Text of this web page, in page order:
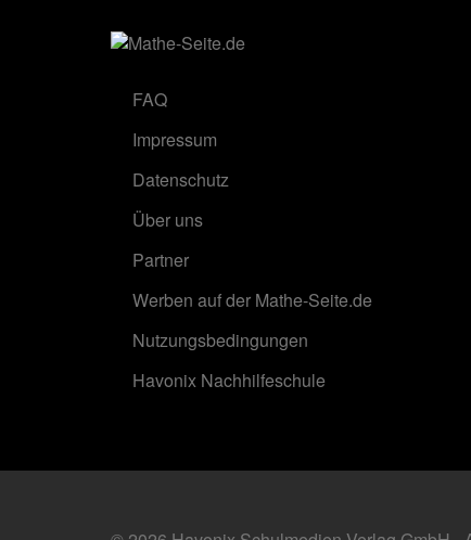
FAQ
Impressum
Datenschutz
Über uns
Partner
Werben auf der Mathe-Seite.de
Nutzungsbedingungen
Havonix Nachhilfeschule